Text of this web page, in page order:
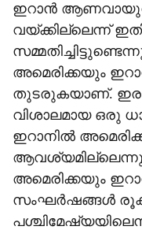
ഇറാൻ
വയ്ക്കില്ലെന്ന്
അമെരിക്കയും
തുടരുകയാണ്. ഇരു
വിശാലമായ ഒരു
ഇറാനിൽ
അമെരിക്കയും
സംഘർഷങ്ങൾ